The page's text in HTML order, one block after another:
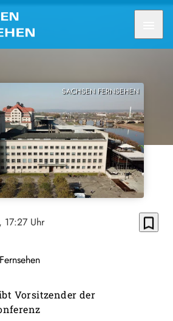
SACHSEN FERNSEHEN
, 17:27 Uhr bookmark_border
Vorsitzender der